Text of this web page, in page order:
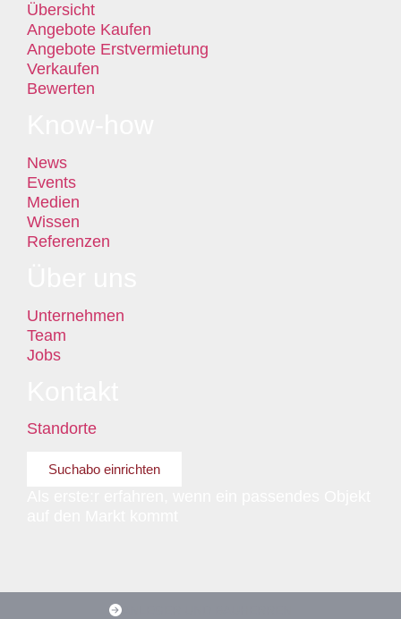
Übersicht
Angebote Kaufen
Angebote Erstvermietung
Verkaufen
Bewerten
News
Events
Medien
Wissen
Referenzen
Unternehmen
Team
Jobs
Standorte
Suchabo einrichten